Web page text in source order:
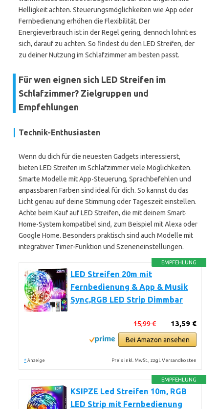
Helligkeit achten. Steuerungsmöglichkeiten wie App oder
Fernbedienung erhöhen die Flexibilität. Der
Energieverbrauch ist in der Regel gering, dennoch lohnt es
sich, darauf zu achten. So findest du den LED Streifen, der
zu deiner Nutzung im Schlafzimmer am besten passt.
Für wen eignen sich LED Streifen im
Schlafzimmer? Zielgruppen und
Empfehlungen
Technik-Enthusiasten
Wenn du dich für die neuesten Gadgets interessierst,
bieten LED Streifen im Schlafzimmer viele Möglichkeiten.
Smarte Modelle mit App-Steuerung, Sprachbefehlen und
anpassbaren Farben sind ideal für dich. So kannst du das
Licht genau auf deine Stimmung oder Tageszeit einstellen.
Achte beim Kauf auf LED Streifen, die mit deinem Smart-
Home-System kompatibel sind, zum Beispiel mit Alexa oder
Google Home. Besonders praktisch sind auch Modelle mit
integrativer Timer-Funktion und Szeneneinstellungen.
EMPFEHLUNG
LED Streifen 20m mit
Fernbedienung & App & Musik
Sync,RGB LED Strip Dimmbar
13,59 €
15,99 €
Bei Amazon ansehen
* Anzeige Preis inkl. MwSt., zzgl. Versandkosten
EMPFEHLUNG
KSIPZE Led Streifen 10m, RGB
LED Strip mit Fernbedienung